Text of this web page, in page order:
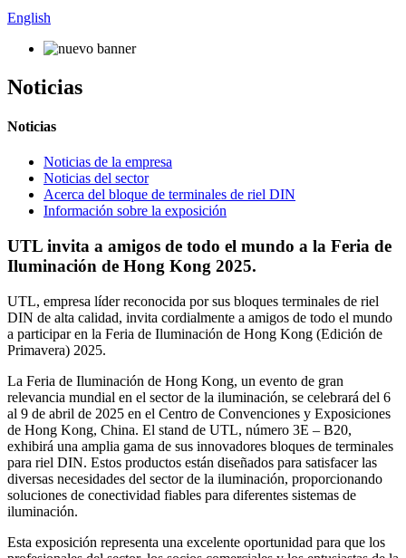
English
Noticias
Noticias
Noticias de la empresa
Noticias del sector
Acerca del bloque de terminales de riel DIN
Información sobre la exposición
UTL invita a amigos de todo el mundo a la Feria de
Iluminación de Hong Kong 2025.
UTL, empresa líder reconocida por sus bloques terminales de riel
DIN de alta calidad, invita cordialmente a amigos de todo el mundo
a participar en la Feria de Iluminación de Hong Kong (Edición de
Primavera) 2025.
La Feria de Iluminación de Hong Kong, un evento de gran
relevancia mundial en el sector de la iluminación, se celebrará del 6
al 9 de abril de 2025 en el Centro de Convenciones y Exposiciones
de Hong Kong, China. El stand de UTL, número 3E – B20,
exhibirá una amplia gama de sus innovadores bloques de terminales
para riel DIN. Estos productos están diseñados para satisfacer las
diversas necesidades del sector de la iluminación, proporcionando
soluciones de conectividad fiables para diferentes sistemas de
iluminación.
Esta exposición representa una excelente oportunidad para que los